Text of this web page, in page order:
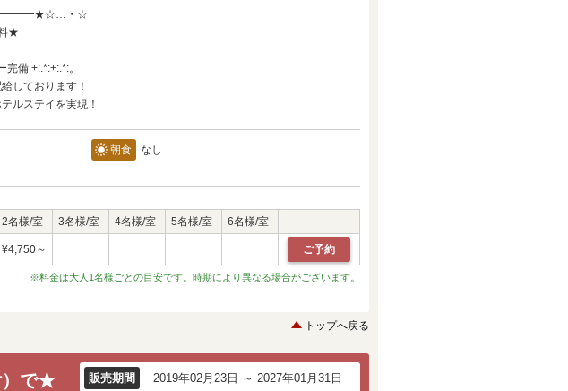
・☆
★
備 +:.*:+:.*:。
しております！
ルステイを実現！
朝食 なし
2名様/室 3名様/室 4名様/室 5名様/室 6名様/室
¥4,750～ ご予約
※料金は大人1名様ごとの目安です。時期により異なる場合がございます。
トップへ戻る
）で★
販売期間 2019年02月23日 ～ 2027年01月31日